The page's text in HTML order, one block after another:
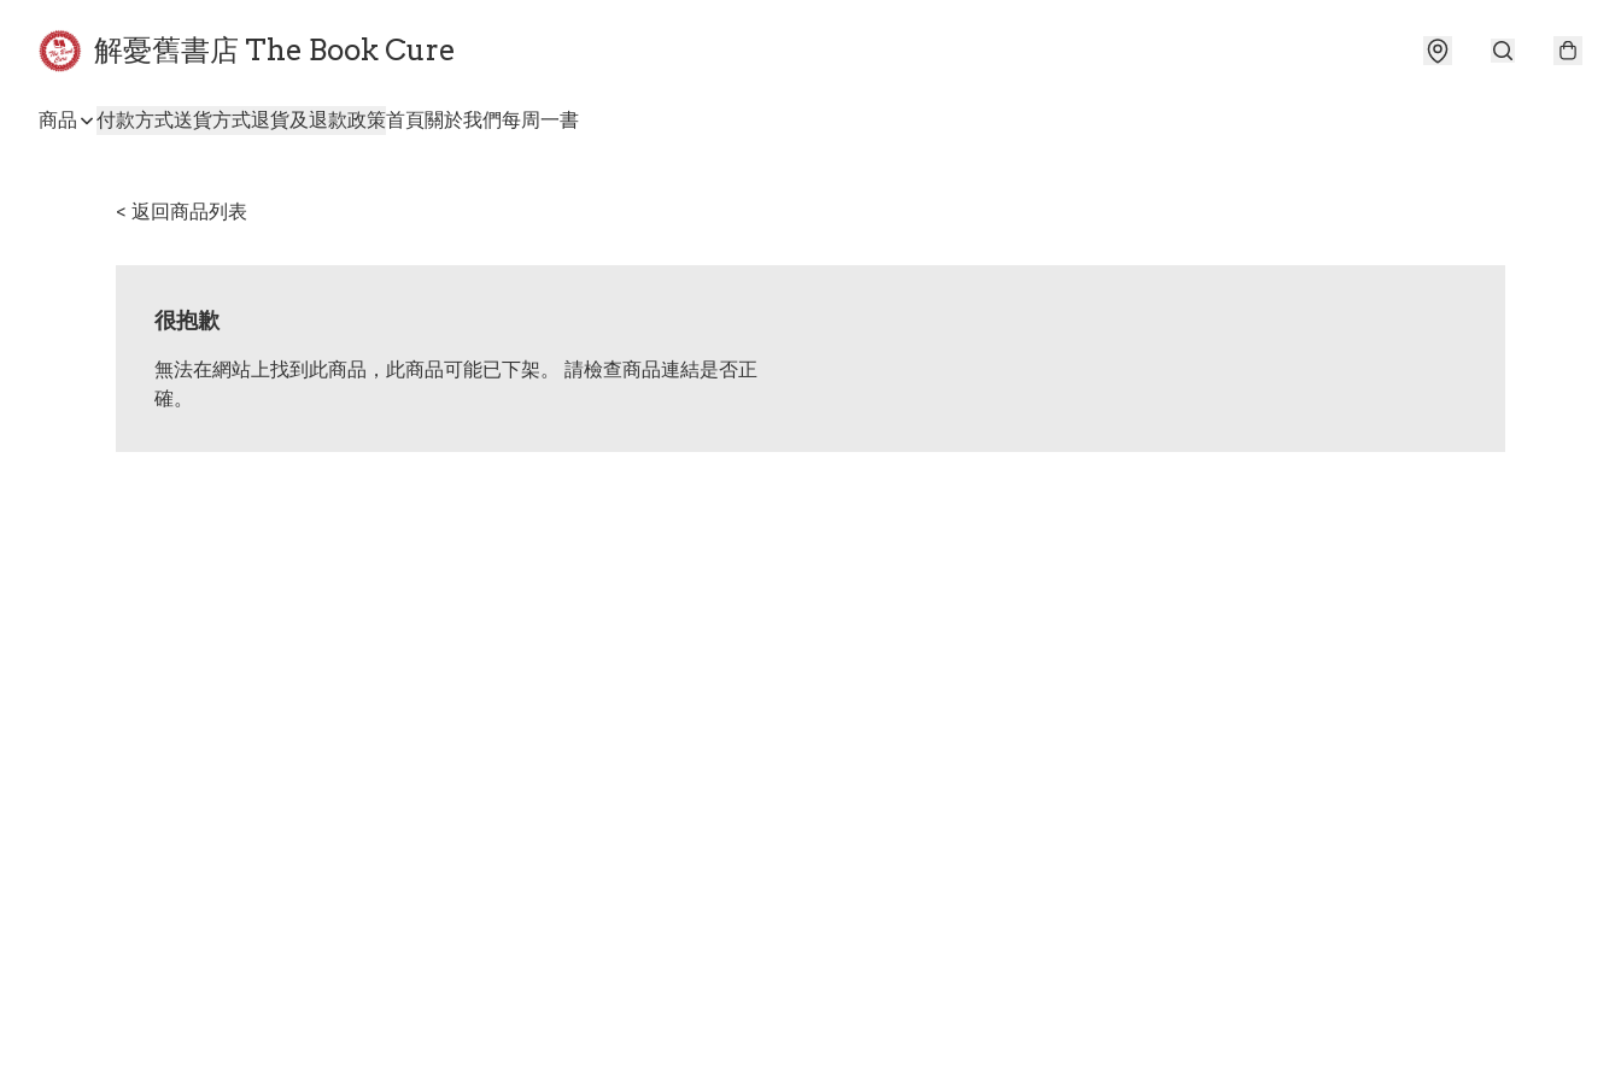
解憂舊書店 The Book Cure
商品 付款方式送貨方式退貨及退款政策首頁關於我們每周一書
< 返回商品列表
很抱歉
無法在網站上找到此商品，此商品可能已下架。 請檢查商品連結是否正
確。